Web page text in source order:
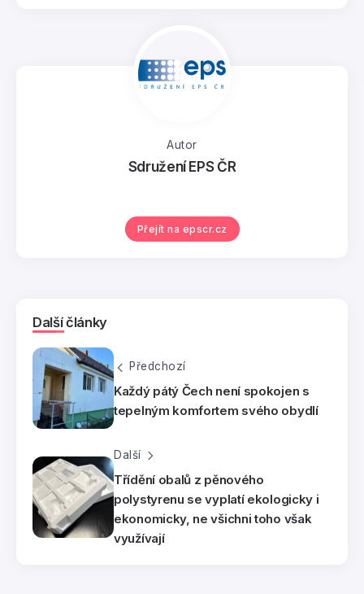
Autor
Sdružení EPS ČR
Přejít na epscr.cz
Další články
Předchozí
Každý pátý Čech není spokojen s
tepelným komfortem svého obydlí
Další
Třídění obalů z pěnového
polystyrenu se vyplatí ekologicky i
ekonomicky, ne všichni toho však
využívají